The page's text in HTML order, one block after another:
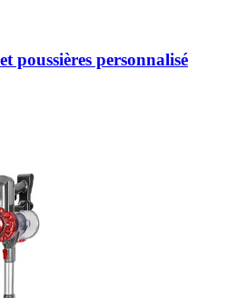
poussières personnalisé